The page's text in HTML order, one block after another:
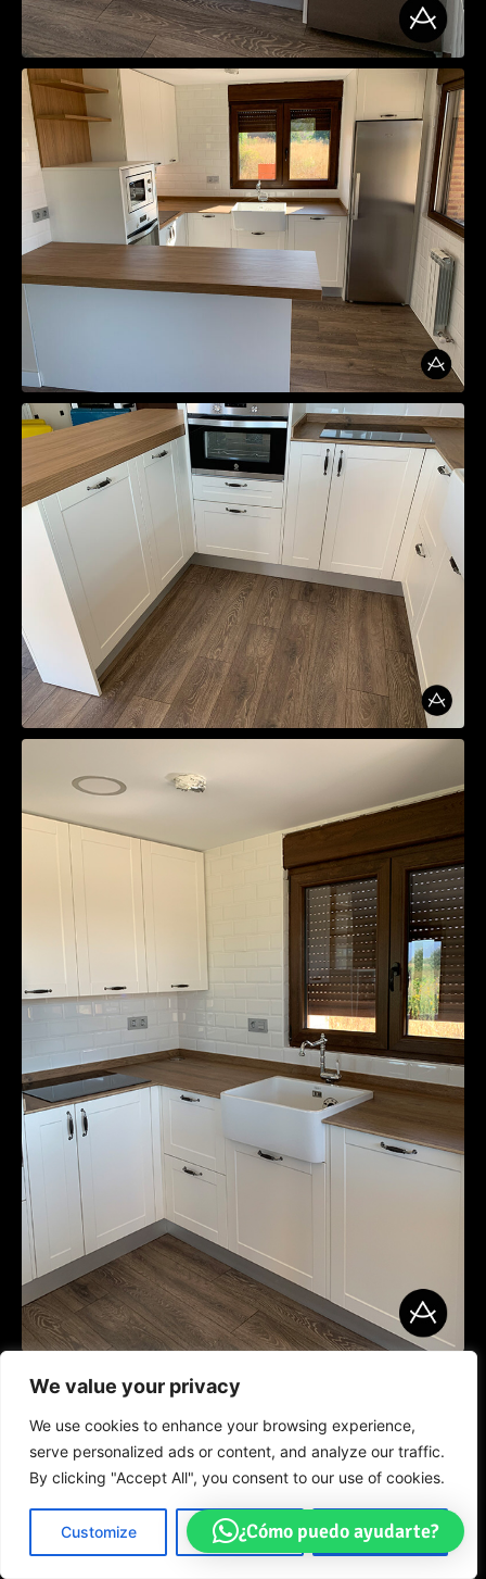
We value your privacy
We use cookies to enhance your browsing experience,
serve personalized ads or content, and analyze our traffic.
By clicking "Accept All", you consent to our use of cookies.
Customize Reject All Accept All
Otros proyectos
¿Cómo puedo ayudarte?